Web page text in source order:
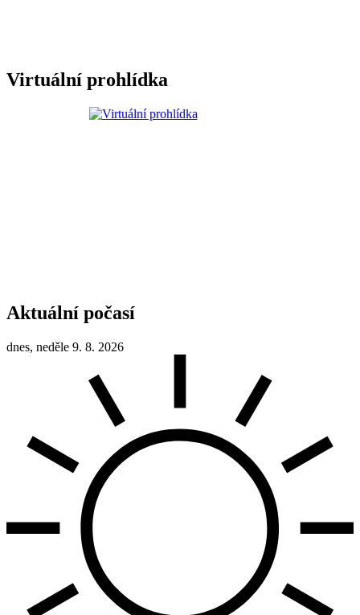
Virtuální prohlídka
Aktuální počasí
dnes, neděle 9. 8. 2026